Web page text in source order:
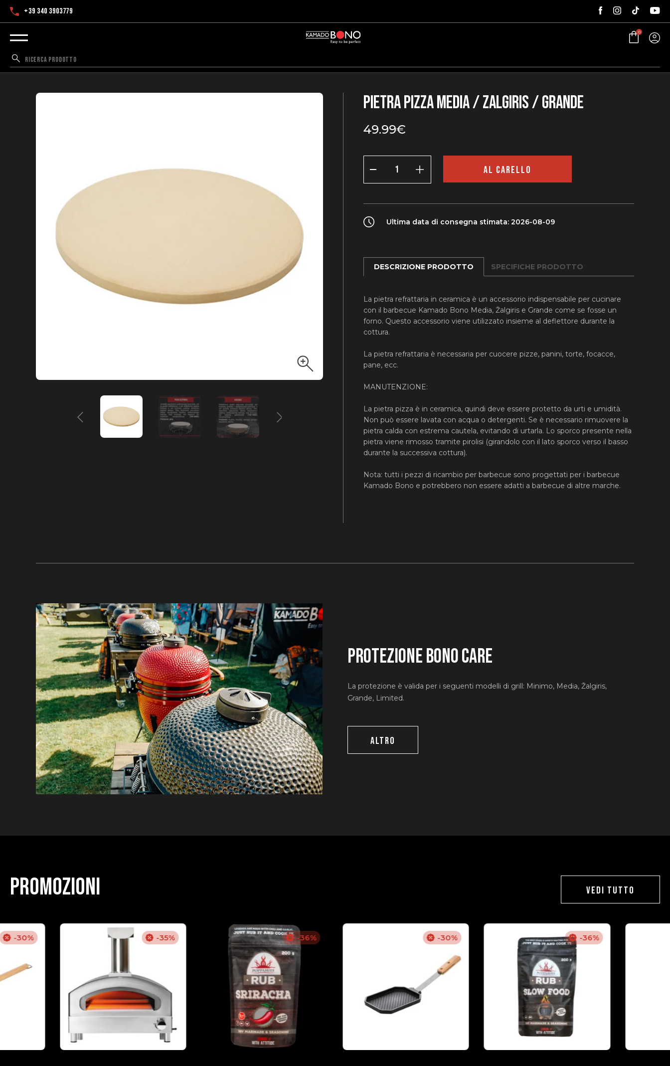
+39 340 3903779
0
Pietra Pizza Media / Zalgiris / Grande
49.99€
Pietra
Pizza
Media
/
Grande
AL CARELLO
Ultima data di consegna stimata: 2026-08-09
DESCRIZIONE PRODOTTO SPECIFICHE PRODOTTO
La pietra refrattaria in ceramica è un accessorio indispensabile per cucinare
con il barbecue Kamado Bono Media, Žalgiris e Grande come se fosse un
forno. Questo accessorio viene utilizzato insieme al deflettore durante la
cottura.
La pietra refrattaria è necessaria per cuocere pizze, panini, torte, focacce,
pane, ecc.
MANUTENZIONE:
La pietra pizza è in ceramica, quindi deve essere protetto da urti e umidità.
Non può essere lavata con acqua o detergenti. Se è necessario rimuovere la
pietra calda con estrema cautela, evitando di urtarla. Lo sporco presente nella
pietra viene rimosso tramite pirolisi (girandolo con il lato sporco verso il basso
durante la successiva cottura).
Nota: tutti i pezzi di ricambio per barbecue sono progettati per i barbecue
Kamado Bono e potrebbero non essere adatti a barbecue di altre marche.
ProtezioneBono Care
La protezione è valida per i seguenti modelli di grill: Minimo, Media, Žalgiris,
Grande, Limited.
ALTRO
Promozioni VEDI TUTTO
-30% -35% -36% -30% -36%